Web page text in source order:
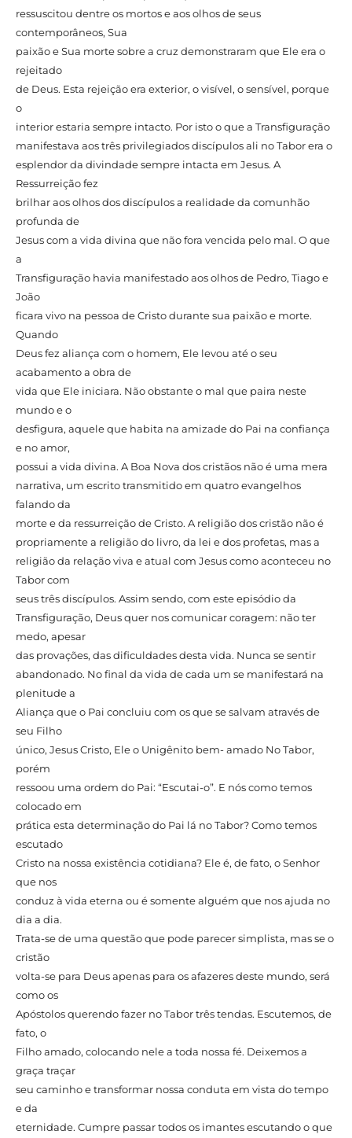
ressuscitou dentre os mortos e aos olhos de seus
contemporâneos, Sua
paixão e Sua morte sobre a cruz demonstraram que Ele era o
rejeitado
de Deus. Esta rejeição era exterior, o visível, o sensível, porque
o
interior estaria sempre intacto. Por isto o que a Transfiguração
manifestava aos três privilegiados discípulos ali no Tabor era o
esplendor da divindade sempre intacta em Jesus. A
Ressurreição fez
brilhar aos olhos dos discípulos a realidade da comunhão
profunda de
Jesus com a vida divina que não fora vencida pelo mal. O que
a
Transfiguração havia manifestado aos olhos de Pedro, Tiago e
João
ficara vivo na pessoa de Cristo durante sua paixão e morte.
Quando
Deus fez aliança com o homem, Ele levou até o seu
acabamento a obra de
vida que Ele iniciara. Não obstante o mal que paira neste
mundo e o
desfigura, aquele que habita na amizade do Pai na confiança
e no amor,
possui a vida divina. A Boa Nova dos cristãos não é uma mera
narrativa, um escrito transmitido em quatro evangelhos
falando da
morte e da ressurreição de Cristo. A religião dos cristão não é
propriamente a religião do livro, da lei e dos profetas, mas a
religião da relação viva e atual com Jesus como aconteceu no
Tabor com
seus três discípulos. Assim sendo, com este episódio da
Transfiguração, Deus quer nos comunicar coragem: não ter
medo, apesar
das provações, das dificuldades desta vida. Nunca se sentir
abandonado. No final da vida de cada um se manifestará na
plenitude a
Aliança que o Pai concluiu com os que se salvam através de
seu Filho
único, Jesus Cristo, Ele o Unigênito bem- amado No Tabor,
porém
ressoou uma ordem do Pai: “Escutai-o”. E nós como temos
colocado em
prática esta determinação do Pai lá no Tabor? Como temos
escutado
Cristo na nossa existência cotidiana? Ele é, de fato, o Senhor
que nos
conduz à vida eterna ou é somente alguém que nos ajuda no
dia a dia.
Trata-se de uma questão que pode parecer simplista, mas se o
cristão
volta-se para Deus apenas para os afazeres deste mundo, será
como os
Apóstolos querendo fazer no Tabor três tendas. Escutemos, de
fato, o
Filho amado, colocando nele a toda nossa fé. Deixemos a
graça traçar
seu caminho e transformar nossa conduta em vista do tempo
e da
eternidade. Cumpre passar todos os imantes escutando o que